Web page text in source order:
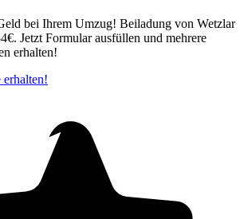
bei Ihrem Umzug! Beiladung von Wetzlar
Jetzt Formular ausfüllen und mehrere
erhalten!
erhalten!